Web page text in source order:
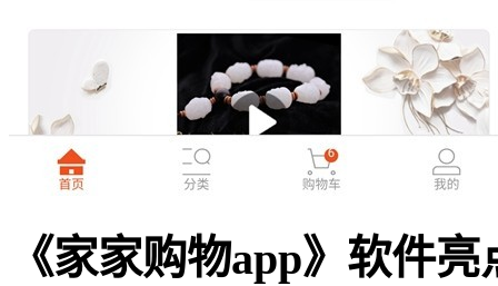
《家家购物app》软件亮